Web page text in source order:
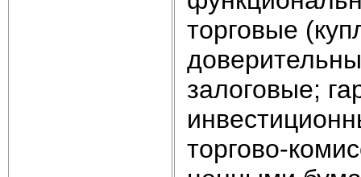
торговые
залоговые;
торгово-